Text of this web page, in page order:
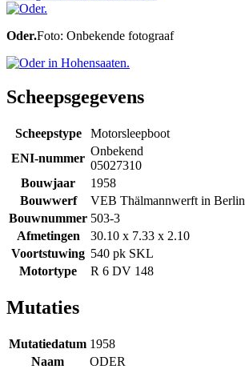
Oder.Foto: Onbekende fotograaf
Scheepsgegevens
Scheepstype
Motorsleepboot
ENI-nummer
Onbekend
05027310
Bouwjaar
1958
Bouwwerf
VEB Thälmannwerft in Berlin
Bouwnummer 503-3
Afmetingen
30.10 x 7.33 x 2.10
Voortstuwing 540 pk SKL
Motortype
R 6 DV 148
Mutaties
Mutatiedatum 1958
Naam
ODER